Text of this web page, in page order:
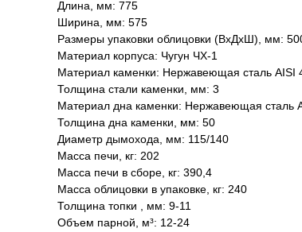
Длина, мм: 775
Ширина, мм: 575
Размеры упаковки облицовки (ВхДхШ), мм:
Материал корпуса: Чугун ЧХ-1
Материал каменки: Нержавеющая сталь AISI
Толщина стали каменки, мм: 3
Материал дна каменки: Нержавеющая сталь
Толщина дна каменки, мм: 50
Диаметр дымохода, мм: 115/140
Масса печи, кг: 202
Масса печи в сборе, кг: 390,4
Масса облицовки в упаковке, кг: 240
Толщина топки , мм: 9-11
Объем парной, м³: 12-24